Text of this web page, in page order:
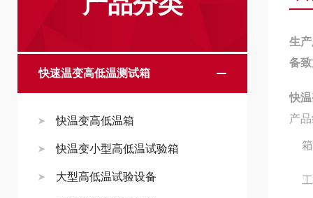
快速温变高低温测试箱
快温变高低温箱
快温变小型高低温试验箱
大型高低温试验设备
生
备
快
产